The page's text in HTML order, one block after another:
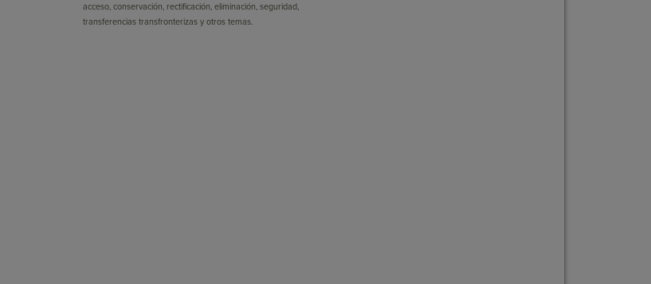
acceso, conservación, rectificación, eliminación, seguridad,
transferencias transfronterizas y otros temas.